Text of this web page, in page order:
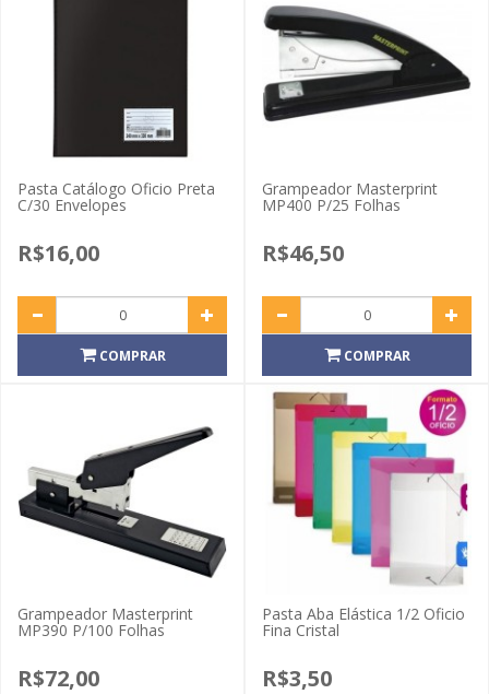
Pasta Catálogo Oficio Preta
C/30 Envelopes
R$16,00
COMPRAR
Grampeador Masterprint
MP400 P/25 Folhas
R$46,50
COMPRAR
Grampeador Masterprint
MP390 P/100 Folhas
R$72,00
Pasta Aba Elástica 1/2 Oficio
Fina Cristal
R$3,50